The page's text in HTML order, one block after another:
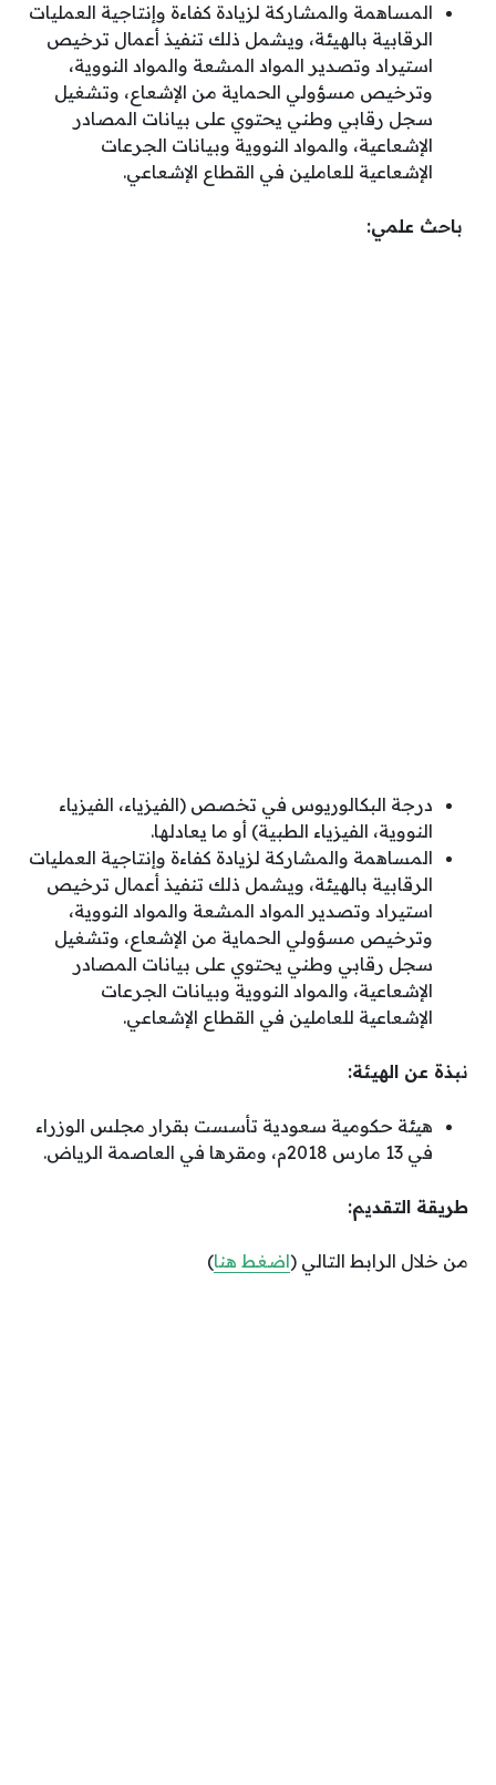
المساهمة والمشاركة لزيادة كفاءة وإنتاجية العمليات
الرقابية بالهيئة، ويشمل ذلك تنفيذ أعمال ترخيص
استيراد وتصدير المواد المشعة والمواد النووية،
وترخيص مسؤولي الحماية من الإشعاع، وتشغيل
سجل رقابي وطني يحتوي على بيانات المصادر
الإشعاعية، والمواد النووية وبيانات الجرعات
الإشعاعية للعاملين في القطاع الإشعاعي.
باحث علمي:
درجة البكالوريوس في تخصص (الفيزياء، الفيزياء
النووية، الفيزياء الطبية) أو ما يعادلها.
المساهمة والمشاركة لزيادة كفاءة وإنتاجية العمليات
الرقابية بالهيئة، ويشمل ذلك تنفيذ أعمال ترخيص
استيراد وتصدير المواد المشعة والمواد النووية،
وترخيص مسؤولي الحماية من الإشعاع، وتشغيل
سجل رقابي وطني يحتوي على بيانات المصادر
الإشعاعية، والمواد النووية وبيانات الجرعات
الإشعاعية للعاملين في القطاع الإشعاعي.
نبذة عن الهيئة:
هيئة حكومية سعودية تأسست بقرار مجلس الوزراء
في 13 مارس 2018م، ومقرها في العاصمة الرياض.
طريقة التقديم:
من خلال الرابط التالي (اضغط هنا)